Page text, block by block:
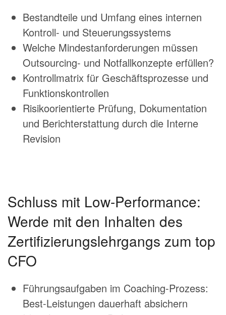
Bestandteile und Umfang eines internen
Kontroll- und Steuerungssystems
Welche Mindestanforderungen müssen
Outsourcing- und Notfallkonzepte erfüllen?
Kontrollmatrix für Geschäftsprozesse und
Funktionskontrollen
Risikoorientierte Prüfung, Dokumentation
und Berichterstattung durch die Interne
Revision
Schluss mit Low-Performance:
Werde mit den Inhalten des
Zertifizierungslehrgangs zum top
CFO
Führungsaufgaben im Coaching-Prozess:
Best-Leistungen dauerhaft absichern